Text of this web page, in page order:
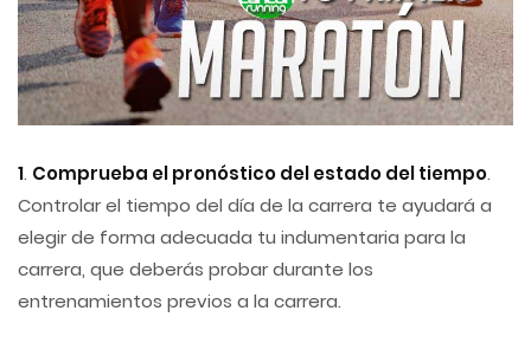
1. Comprueba el pronóstico del estado del tiempo.
Controlar el tiempo del día de la carrera te ayudará a
elegir de forma adecuada tu indumentaria para la
carrera, que deberás probar durante los
entrenamientos previos a la carrera.